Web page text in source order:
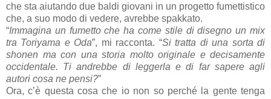
che sta aiutando due baldi giovani in un progetto fumettistico
che, a suo modo di vedere, avrebbe spakkato.
“Immagina un fumetto che ha come stile di disegno un mix
tra Toriyama e Oda”, mi racconta. “Si tratta di una sorta di
shonen ma con una storia molto originale e decisamente
occidentale. Ti andrebbe di leggerla e di far sapere agli
autori cosa ne pensi?”
Ora, c’è questa cosa che io non so perché la gente tenga